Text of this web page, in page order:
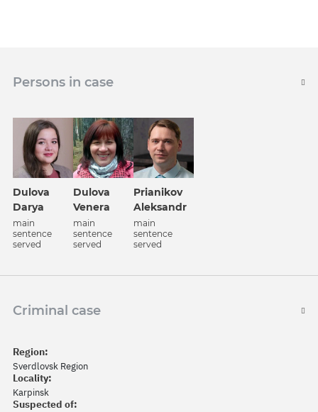
Persons in case
Dulova
Darya
main
sentence
served
Dulova
Venera
main
sentence
served
Prianikov
Aleksandr
main
sentence
served
Criminal case
Region:
Sverdlovsk Region
Locality:
Karpinsk
Suspected of: